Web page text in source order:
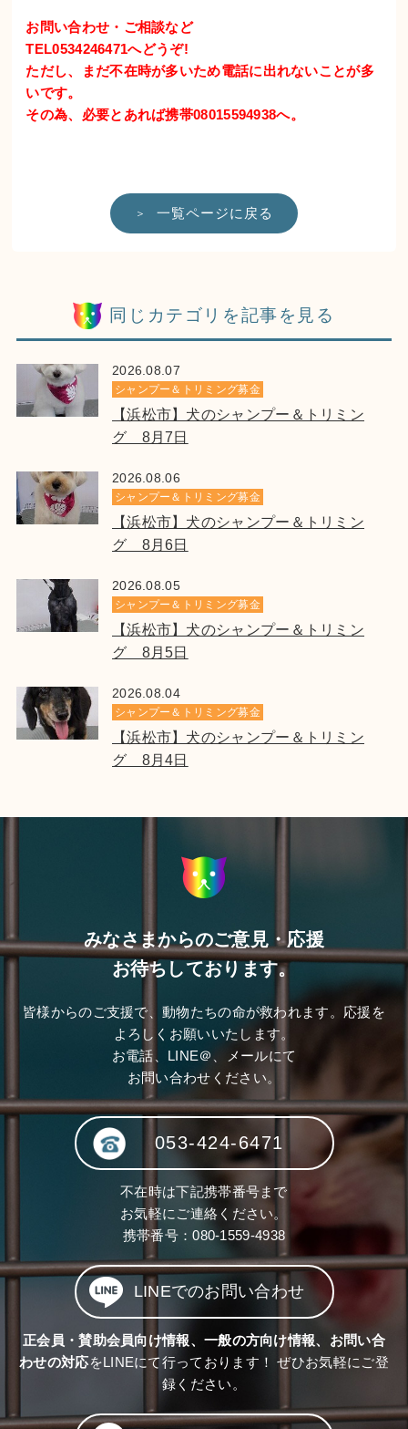
お問い合わせ・ご相談など
TEL0534246471へどうぞ!
ただし、まだ不在時が多いため電話に出れないことが多
いです。
その為、必要とあれば携帯08015594938へ。
一覧ページに戻る
同じカテゴリを記事を見る
2026.08.07
シャンプー＆トリミング募金
【浜松市】犬のシャンプー＆トリミン
グ 8月7日
2026.08.06
シャンプー＆トリミング募金
【浜松市】犬のシャンプー＆トリミン
グ 8月6日
2026.08.05
シャンプー＆トリミング募金
【浜松市】犬のシャンプー＆トリミン
グ 8月5日
2026.08.04
シャンプー＆トリミング募金
【浜松市】犬のシャンプー＆トリミン
グ 8月4日
みなさまからのご意見・応援
お待ちしております。
皆様からのご支援で、動物たちの命が救われます。応援を
よろしくお願いいたします。
お電話、LINE＠、メールにて
お問い合わせください。
053-424-6471
不在時は下記携帯番号まで
お気軽にご連絡ください。
携帯番号：080-1559-4938
LINEでのお問い合わせ
正会員・賛助会員向け情報、一般の方向け情報、お問い合
わせの対応をLINEにて行っております！ ぜひお気軽にご登
録ください。